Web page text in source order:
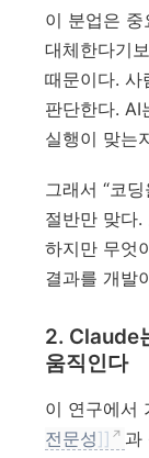
이 분업은 중
대체한다기
때문이다. 사
판단한다. AI
실행이 맞는
그래서 “코
절반만 맞다
하지만 무엇
결과를 개발
2. Claude
움직인다
이 연구에서
전문성]] 과